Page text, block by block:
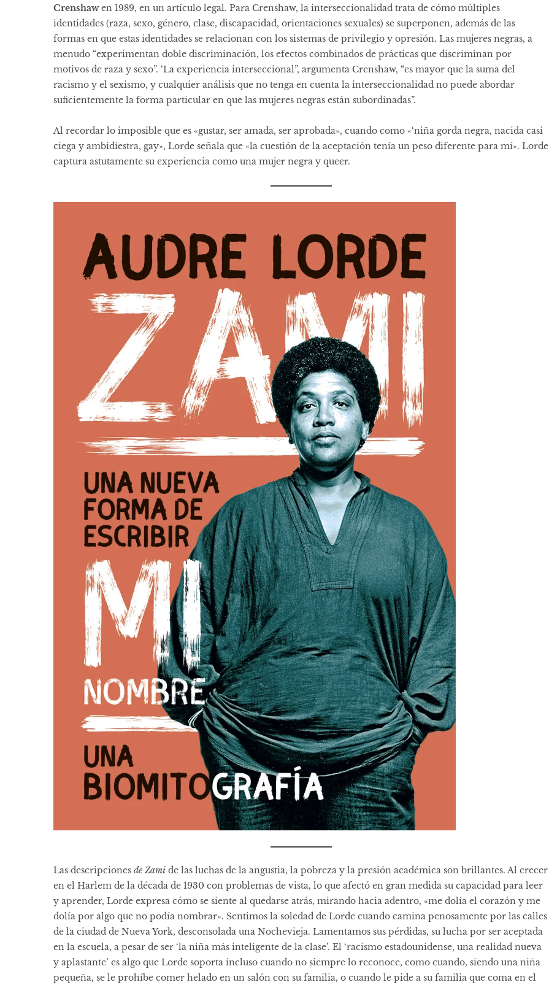
Crenshaw en 1989, en un artículo legal. Para Crenshaw, la interseccionalidad trata de cómo múltiples
identidades (raza, sexo, género, clase, discapacidad, orientaciones sexuales) se superponen, además de las
formas en que estas identidades se relacionan con los sistemas de privilegio y opresión. Las mujeres negras, a
menudo “experimentan doble discriminación, los efectos combinados de prácticas que discriminan por
motivos de raza y sexo”. ‘La experiencia interseccional”, argumenta Crenshaw, “es mayor que la suma del
racismo y el sexismo, y cualquier análisis que no tenga en cuenta la interseccionalidad no puede abordar
suficientemente la forma particular en que las mujeres negras están subordinadas”.
Al recordar lo imposible que es «gustar, ser amada, ser aprobada», cuando como «‘niña gorda negra, nacida casi
ciega y ambidiestra, gay», Lorde señala que «la cuestión de la aceptación tenía un peso diferente para mí». Lorde
captura astutamente su experiencia como una mujer negra y queer.
Las descripciones de Zami de las luchas de la angustia, la pobreza y la presión académica son brillantes. Al crecer
en el Harlem de la década de 1930 con problemas de vista, lo que afectó en gran medida su capacidad para leer
y aprender, Lorde expresa cómo se siente al quedarse atrás, mirando hacia adentro, «me dolía el corazón y me
dolía por algo que no podía nombrar». Sentimos la soledad de Lorde cuando camina penosamente por las calles
de la ciudad de Nueva York, desconsolada una Nochevieja. Lamentamos sus pérdidas, su lucha por ser aceptada
en la escuela, a pesar de ser ‘la niña más inteligente de la clase’. El ‘racismo estadounidense, una realidad nueva
y aplastante’ es algo que Lorde soporta incluso cuando no siempre lo reconoce, como cuando, siendo una niña
pequeña, se le prohíbe comer helado en un salón con su familia, o cuando le pide a su familia que coma en el